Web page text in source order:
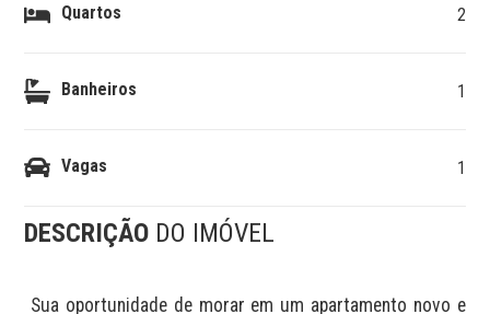
Quartos 2
Banheiros 1
Vagas 1
DESCRIÇÃO DO IMÓVEL